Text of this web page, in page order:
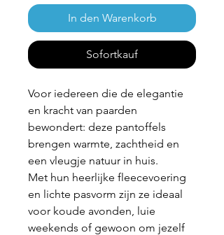
In den Warenkorb
Sofortkauf
Voor iedereen die de elegantie
en kracht van paarden
bewondert: deze pantoffels
brengen warmte, zachtheid en
een vleugje natuur in huis.
Met hun heerlijke fleecevoering
en lichte pasvorm zijn ze ideaal
voor koude avonden, luie
weekends of gewoon om jezelf